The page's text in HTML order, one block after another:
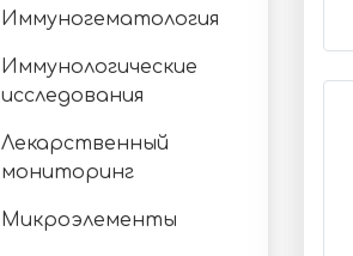
Иммуногематология
Иммунологические
исследования
Лекарственный
мониторинг
Микроэлементы